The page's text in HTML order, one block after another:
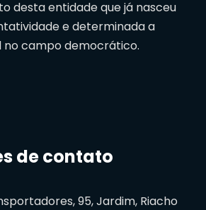
desta entidade que já nasceu
e determinada a
campo democrático.
de contato
95, Jardim, Riacho